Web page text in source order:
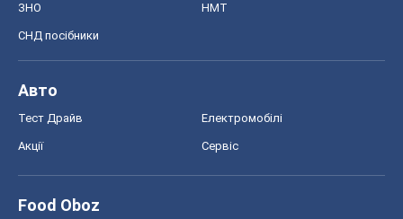
ЗНО НМТ
СНД посібники
Авто
Тест Драйв Електромобілі
Акції Сервіс
Food Oboz